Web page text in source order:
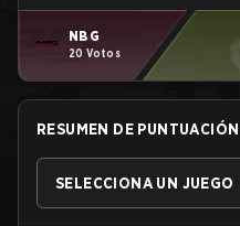
NBG
20 Votos
RESUMEN DE PUNTUACIÓN
SELECCIONA UN JUEGO